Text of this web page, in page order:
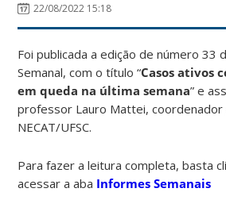
22/08/2022 15:18
Foi publicada a edição de número 33
Semanal, com o título “Casos ativos
em queda na última semana” e
professor Lauro Mattei, coordenador
NECAT/UFSC.
Para fazer a leitura completa, basta
acessar a aba Informes Semanais